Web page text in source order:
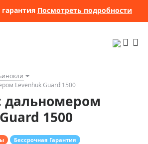
гарантия Посмотреть подробности
Levenhuk Guard 1500
дальномером
1500
Бессрочная Гарантия